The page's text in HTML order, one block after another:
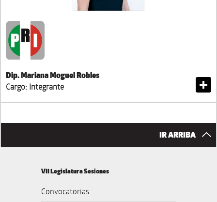
Dip. Mariana Moguel Robles
Cargo: Integrante
IR ARRIBA
VII Legislatura Sesiones
Convocatorias